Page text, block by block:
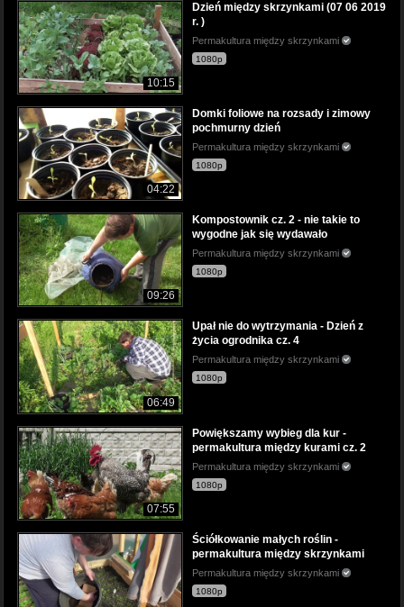
10:15
Dzień między skrzynkami (07 06 2019
r. )
Permakultura między skrzynkami
1080p
04:22
Domki foliowe na rozsady i zimowy
pochmurny dzień
Permakultura między skrzynkami
1080p
09:26
Kompostownik cz. 2 - nie takie to
wygodne jak się wydawało
Permakultura między skrzynkami
1080p
06:49
Upał nie do wytrzymania - Dzień z
życia ogrodnika cz. 4
Permakultura między skrzynkami
1080p
07:55
Powiększamy wybieg dla kur -
permakultura między kurami cz. 2
Permakultura między skrzynkami
1080p
Ściółkowanie małych roślin -
permakultura między skrzynkami
Permakultura między skrzynkami
1080p